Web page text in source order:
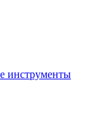
инструменты